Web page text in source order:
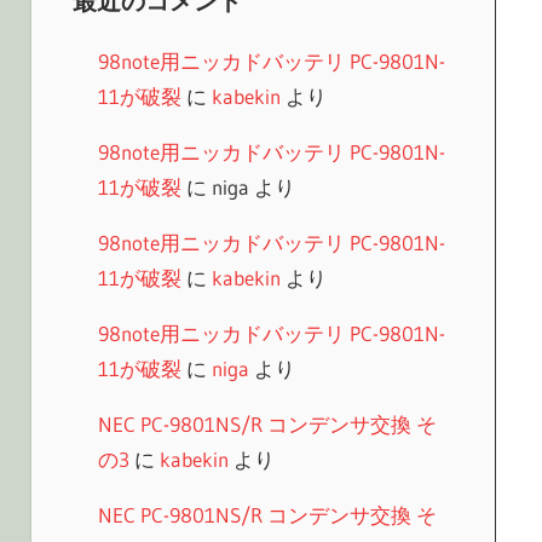
98note用ニッカドバッテリ PC-9801N-
11が破裂に kabekin より
98note用ニッカドバッテリ PC-9801N-
11が破裂に niga より
98note用ニッカドバッテリ PC-9801N-
11が破裂に kabekin より
98note用ニッカドバッテリ PC-9801N-
11が破裂に niga より
NEC PC-9801NS/R コンデンサ交換 そ
の3 に kabekin より
NEC PC-9801NS/R コンデンサ交換 そ